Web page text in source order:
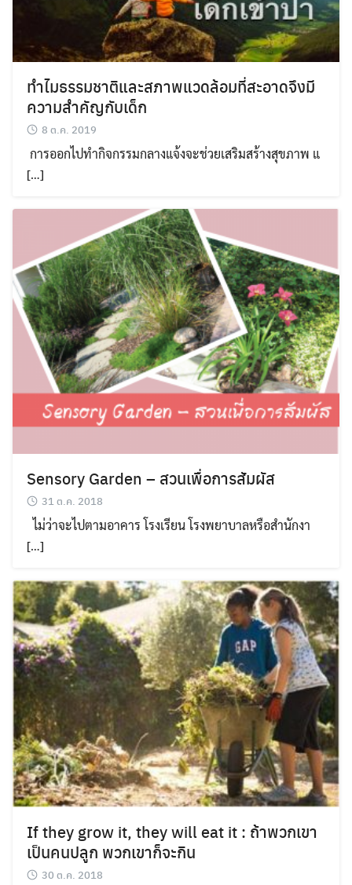
Search
for: Search
ทำไมธรรมชาติและสภาพแวดล้อมที่สะอาดจึงมี
ความสำคัญกับเด็ก
8 ต.ค. 2019
การออกไปทำกิจกรรมกลางแจ้งจะช่วยเสริมสร้างสุขภาพ แ
[…]
Sensory Garden – สวนเพื่อการสัมผัส
31 ต.ค. 2018
ไม่ว่าจะไปตามอาคาร โรงเรียน โรงพยาบาลหรือสำนักงา
[…]
If they grow it, they will eat it : ถ้าพวกเขา
เป็นคนปลูก พวกเขาก็จะกิน
30 ต.ค. 2018